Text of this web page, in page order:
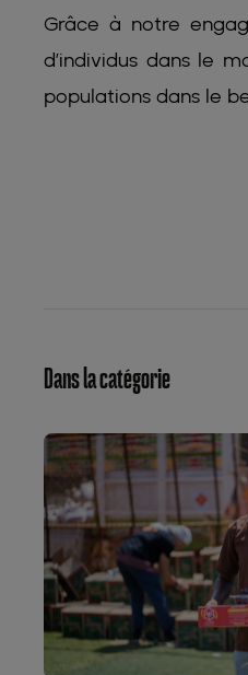
Grâce à notre
d’individus dans le
populations dans le
Dans la catégorie